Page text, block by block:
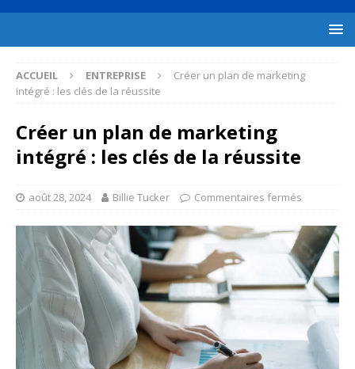
ACCUEIL ENTREPRISE
Créer un plan de marketing
intégré : les clés de la réussite
Créer un plan de marketing
intégré : les clés de la réussite
août 28, 2024 Billie Tucker Commentaires fermés